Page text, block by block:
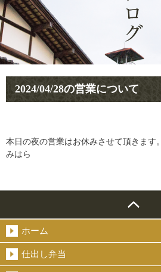
2024/04/28の営業について
本日の夜の営業はお休みさせて頂きます。
みはら
ホーム
仕出し弁当